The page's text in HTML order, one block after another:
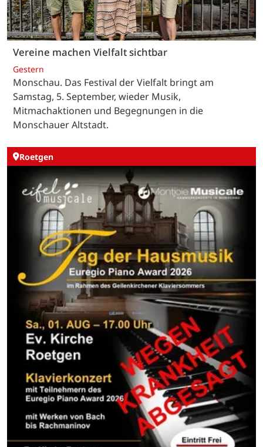
Vereine machen Vielfalt sichtbar
Gestern
Monschau. Das Festival der Vielfalt bringt am
Samstag, 5. September, wieder Musik,
Mitmachaktionen und Begegnungen in die
Monschauer Altstadt.
Roetgen